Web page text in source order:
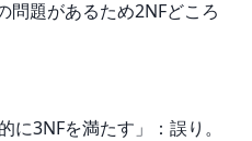
問題があるため2NFどころ
に3NFを満たす」：誤り。